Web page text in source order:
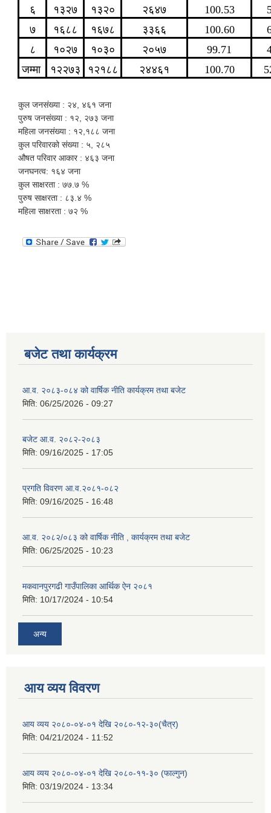
६
१३२७ १३२० २६४७ 100.53
७
१६८८ १६७८ ३३६६ 100.60
८
१०२७ १०३० २०५७ 99.71
जम्मा
१२२७३ १२१८८ २४४६१ 100.70
कुल जनसंख्या : २४, ४६१ जना
पुरुष जनसंख्या : १२, २७३ जना
महिला जनसंख्या : १२,१८८ जना
कुल परिवारको संख्या : ५, २८५
औषत परिवार आकार : ४६३ जना
जनघनत्व: १६४ जना
‌‌कुल साक्षरता : ७७.७ %
पुरुष साक्षरता : ८३.४ %
महिला साक्षरता : ७२ %
बजेट तथा कार्यक्रम
आ.व. २०८३-०८४ को वार्षिक नीति कार्यक्रम तथा बजेट
मिति: 06/25/2026 - 09:27
बजेट आ.व. २०८२-२०८३
मिति: 09/16/2025 - 17:05
प्रगति विवरण आ.व.२०८१-०८२
मिति: 09/16/2025 - 16:48
आ.व. २०८२/०८३ को वार्षिक नीति , कार्यक्रम तथा बजेट
मिति: 06/25/2025 - 10:23
मकवानपुरगढी गाउँपालिका आर्थिक ‌‌‌ऐन २०८१
मिति: 10/17/2024 - 10:54
अन्य
आय व्यय विवरण
आय व्यय २०८०-०४-०१ देखि २०८०-१२-३०(चैत्र)
मिति: 04/21/2024 - 11:52
आय व्यय २०८०-०४-०१ देखि २०८०-११-३० (फाल्गुन)
मिति: 03/19/2024 - 13:34